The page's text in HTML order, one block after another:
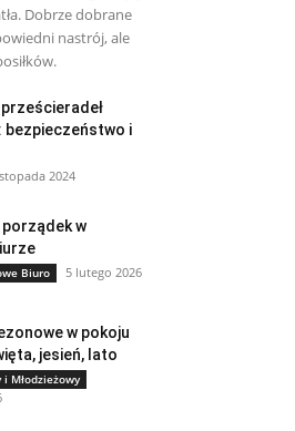
Dobrze dobrane
nastrój, ale
bezpieczeństwo i
2024
w
Biuro 5 lutego 2026
w pokoju
jesień, lato
i Młodzieżowy